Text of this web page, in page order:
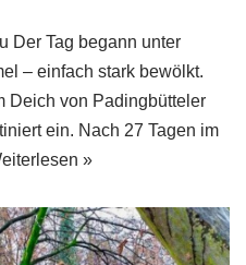
Der Tag begann unter
– einfach stark bewölkt.
Deich von Padingbütteler
ein. Nach 27 Tagen im
»